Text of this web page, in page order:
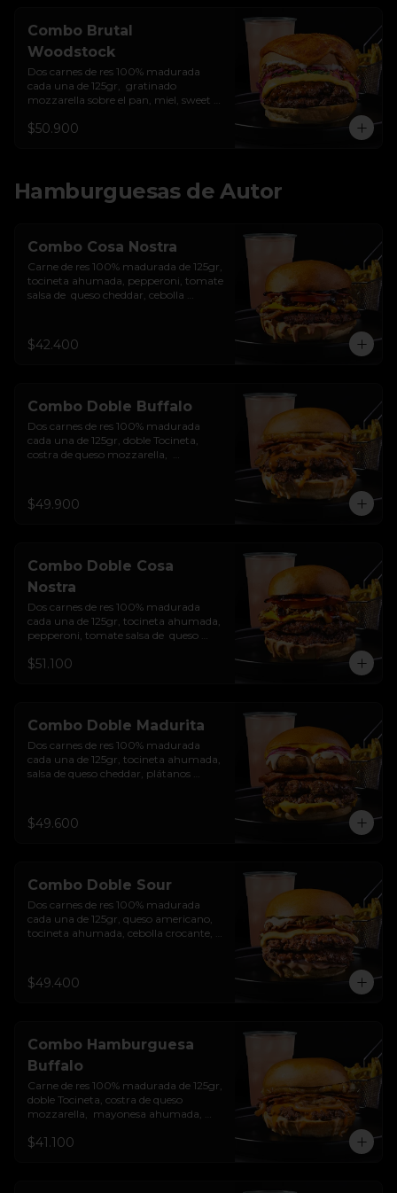
Combo Brutal
Woodstock
Dos carnes de res 100% madurada
cada una de 125gr,  gratinado
mozzarella sobre el pan, miel, sweet
cebolla crocante, encurtido de cebolla,
$50.900
Hamburguesas de Autor
Combo Cosa Nostra
Carne de res 100% madurada de 125gr,
tocineta ahumada, pepperoni, tomate
salsa de  queso cheddar, cebolla
brioche sellado + papas + bebida de la
casa
$42.400
Combo Doble Buffalo
Dos carnes de res 100% madurada
cada una de 125gr, doble Tocineta,
costra de queso mozzarella,
picante y pan brioche sellado + papas
+ bebida de la casa
$49.900
Combo Doble Cosa
Nostra
Dos carnes de res 100% madurada
cada una de 125gr, tocineta ahumada,
pepperoni, tomate salsa de  queso
de arándanos, salsa rosada de
$51.100
Combo Doble Madurita
Dos carnes de res 100% madurada
cada una de 125gr, tocineta ahumada,
salsa de queso cheddar, plátanos
cream de sriracha levemente picante y
pan brioche sellado + papas + bebida
$49.600
Combo Doble Sour
Dos carnes de res 100% madurada
cada una de 125gr, queso americano,
tocineta ahumada, cebolla crocante,
sellado + papas + bebida de la casa
$49.400
Combo Hamburguesa
Buffalo
Carne de res 100% madurada de 125gr,
doble Tocineta, costra de queso
mozzarella,  mayonesa ahumada,
levemente picante y pan brioche
$41.100